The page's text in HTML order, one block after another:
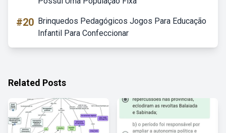
#20 Brinquedos Pedagógicos Jogos Para Educação
Infantil Para Confeccionar
Related Posts